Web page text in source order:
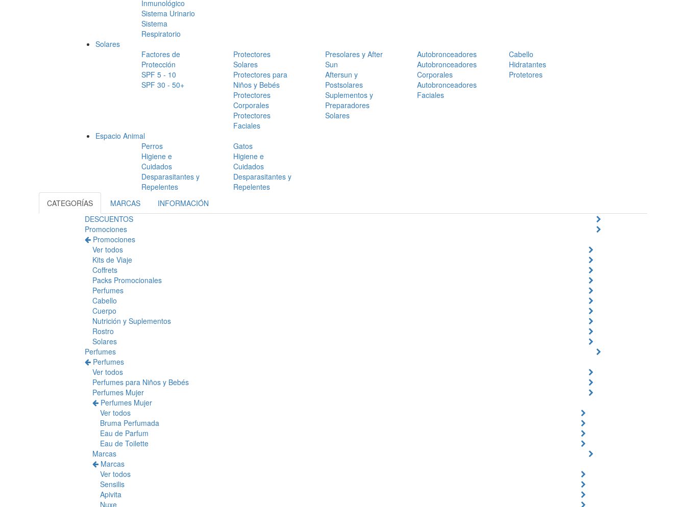
Inmunológico
Sistema Urinario
Sistema
Respiratorio
Solares
Factores de
Protección
SPF 5 - 10
SPF 30 - 50+
Protectores
Solares
Protectores para
Niños y Bebés
Protectores
Corporales
Protectores
Faciales
Presolares y After
Sun
Aftersun y
Postsolares
Suplementos y
Preparadores
Solares
Autobronceadores
Autobronceadores
Corporales
Autobronceadores
Faciales
Cabello
Hidratantes
Protetores
Espacio Animal
Perros
Higiene e
Cuidados
Desparasitantes y
Repelentes
Gatos
Higiene e
Cuidados
Desparasitantes y
Repelentes
CATEGORÍAS
MARCAS
INFORMACIÓN
DESCUENTOS
Promociones
Promociones
Ver todos
Kits de Viaje
Coffrets
Packs Promocionales
Perfumes
Cabello
Cuerpo
Nutrición y Suplementos
Rostro
Solares
Perfumes
Perfumes
Ver todos
Perfumes para Niños y Bebés
Perfumes Mujer
Perfumes Mujer
Ver todos
Bruma Perfumada
Eau de Parfum
Eau de Toilette
Marcas
Marcas
Ver todos
Sensilis
Apivita
Nuxe